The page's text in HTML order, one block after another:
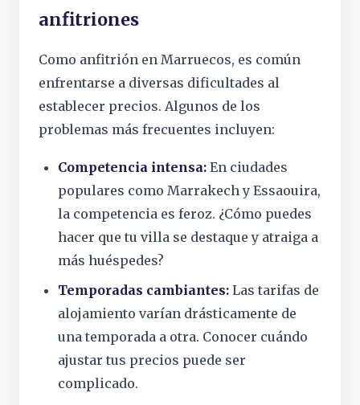
anfitriones
Como anfitrión en Marruecos, es común
enfrentarse a diversas dificultades al
establecer precios. Algunos de los
problemas más frecuentes incluyen:
Competencia intensa: En ciudades
populares como Marrakech y Essaouira,
la competencia es feroz. ¿Cómo puedes
hacer que tu villa se destaque y atraiga a
más huéspedes?
Temporadas cambiantes: Las tarifas de
alojamiento varían drásticamente de
una temporada a otra. Conocer cuándo
ajustar tus precios puede ser
complicado.